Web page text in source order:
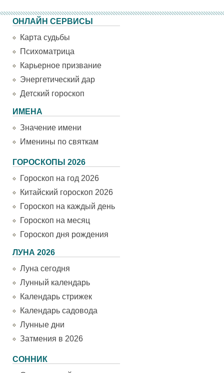
ОНЛАЙН СЕРВИСЫ
Карта судьбы
Психоматрица
Карьерное призвание
Энергетический дар
Детский гороскоп
ИМЕНА
Значение имени
Именины по святкам
ГОРОСКОПЫ 2026
Гороскоп на год 2026
Китайский гороскоп 2026
Гороскоп на каждый день
Гороскоп на месяц
Гороскоп дня рождения
ЛУНА 2026
Луна сегодня
Лунный календарь
Календарь стрижек
Календарь садовода
Лунные дни
Затмения в 2026
СОННИК